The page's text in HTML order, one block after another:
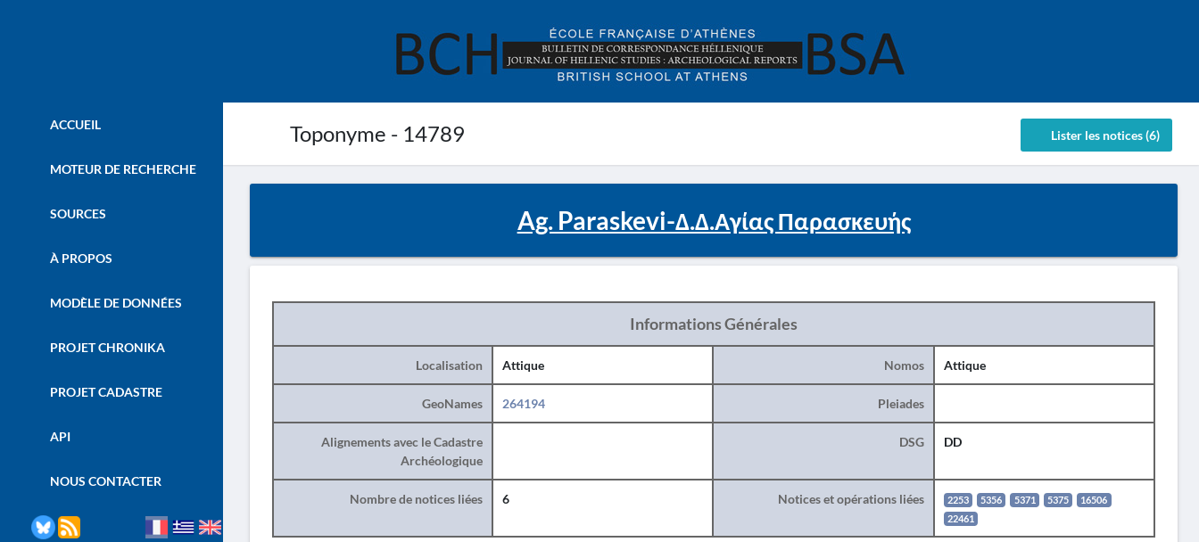
Toponyme - 14789 Lister les notices (6)
ACCUEIL
MOTEUR DE RECHERCHE
SOURCES
À PROPOS
MODÈLE DE DONNÉES
PROJET CHRONIKA
PROJET CADASTRE
API
NOUS CONTACTER
Ag. Paraskevi-Δ.Δ.Αγίας Παρασκευής
Informations Générales
Localisation Attique Nomos Attique
GeoNames 264194 Pleiades
Alignements avec le Cadastre
Archéologique
DSG DD
Nombre de notices liées 6 Notices et opérations liées 2253 5356 5371 5375
16506
22461